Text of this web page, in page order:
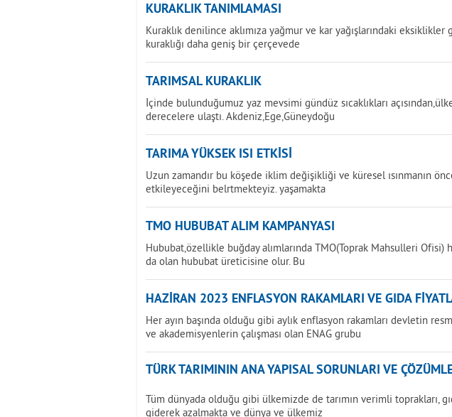
KURAKLIK TANIMLAMASI
Kuraklık denilince aklımıza yağmur ve kar yağışlarındaki
kuraklığı daha geniş bir çerçevede
TARIMSAL KURAKLIK
İçinde bulunduğumuz yaz mevsimi gündüz sıcaklıkları
derecelere ulaştı. Akdeniz,Ege,Güneydoğu
TARIMA YÜKSEK ISI ETKİSİ
Uzun zamandır bu köşede iklim değişikliği ve küresel ısınmanın
etkileyeceğini belrtmekteyiz. yaşamakta
TMO HUBUBAT ALIM KAMPANYASI
Hububat,özellikle buğday alımlarında TMO(Toprak Mahsulleri Ofisi)
da olan hububat üreticisine olur. Bu
HAZİRAN 2023 ENFLASYON RAKAMLARI VE GIDA
Her ayın başında olduğu gibi aylık enflasyon rakamları devletin
ve akademisyenlerin çalışması olan ENAG grubu
TÜRK TARIMININ ANA YAPISAL SORUNLARI VE
Tüm dünyada olduğu gibi ülkemizde de tarımın verimli toprakları,
giderek azalmakta ve dünya ve ülkemiz